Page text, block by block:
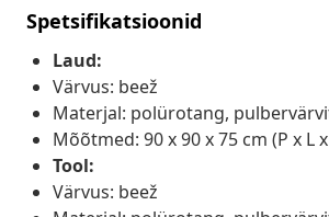
Spetsifikatsioonid
Laud:
Värvus: beež
Materjal: polürotang,
Mõõtmed: 90 x 90 x 75 cm (P x L
Tool:
Värvus: beež